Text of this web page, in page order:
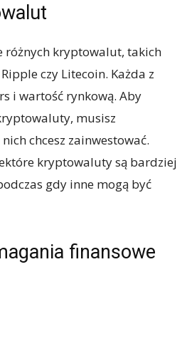
różnych kryptowalut, takich
czy Litecoin. Każda z
i wartość rynkową. Aby
musisz
chcesz zainwestować.
kryptowaluty są bardziej
gdy inne mogą być
finansowe